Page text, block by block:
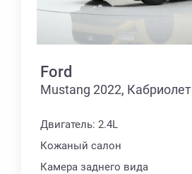
Ford
Mustang 2022, Кабриолет
Двигатель: 2.4L
Кожаный салон
Камера заднего вида